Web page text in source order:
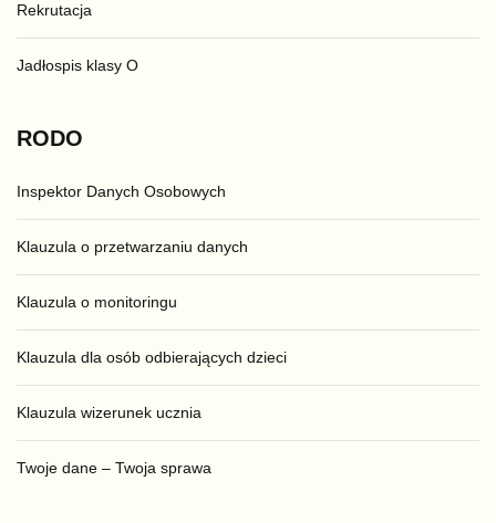
Rekrutacja
Jadłospis klasy O
RODO
Inspektor Danych Osobowych
Klauzula o przetwarzaniu danych
Klauzula o monitoringu
Klauzula dla osób odbierających dzieci
Klauzula wizerunek ucznia
Twoje dane – Twoja sprawa